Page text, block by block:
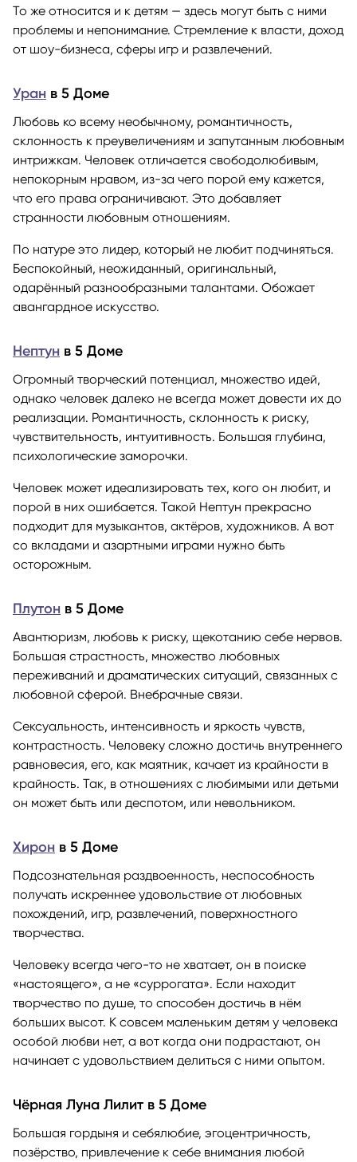
То же относится и к детям — здесь могут быть с ними
проблемы и непонимание. Стремление к власти, доход
от шоу-бизнеса, сферы игр и развлечений.
Уран в 5 Доме
Любовь ко всему необычному, романтичность,
склонность к преувеличениям и запутанным любовным
интрижкам. Человек отличается свободолюбивым,
непокорным нравом, из-за чего порой ему кажется,
что его права ограничивают. Это добавляет
странности любовным отношениям.
По натуре это лидер, который не любит подчиняться.
Беспокойный, неожиданный, оригинальный,
одарённый разнообразными талантами. Обожает
авангардное искусство.
Нептун в 5 Доме
Огромный творческий потенциал, множество идей,
однако человек далеко не всегда может довести их до
реализации. Романтичность, склонность к риску,
чувствительность, интуитивность. Большая глубина,
психологические заморочки.
Человек может идеализировать тех, кого он любит, и
порой в них ошибается. Такой Нептун прекрасно
подходит для музыкантов, актёров, художников. А вот
со вкладами и азартными играми нужно быть
осторожным.
Плутон в 5 Доме
Авантюризм, любовь к риску, щекотанию себе нервов.
Большая страстность, множество любовных
переживаний и драматических ситуаций, связанных с
любовной сферой. Внебрачные связи.
Сексуальность, интенсивность и яркость чувств,
контрастность. Человеку сложно достичь внутреннего
равновесия, его, как маятник, качает из крайности в
крайность. Так, в отношениях с любимыми или детьми
он может быть или деспотом, или невольником.
Хирон в 5 Доме
Подсознательная раздвоенность, неспособность
получать искреннее удовольствие от любовных
похождений, игр, развлечений, поверхностного
творчества.
Человеку всегда чего-то не хватает, он в поиске
«настоящего», а не «суррогата». Если находит
творчество по душе, то способен достичь в нём
больших высот. К совсем маленьким детям у человека
особой любви нет, а вот когда они подрастают, он
начинает с удовольствием делиться с ними опытом.
Чёрная Луна Лилит в 5 Доме
Большая гордыня и себялюбие, эгоцентричность,
позёрство, привлечение к себе внимания любой